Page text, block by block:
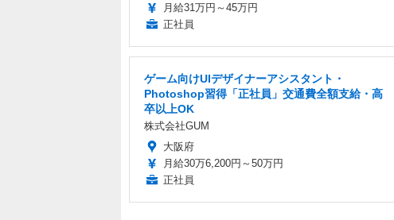
月給31万円～45万円
正社員
ゲーム向けUIデザイナーアシスタント・
Photoshop習得「正社員」交通費全額支給・高
卒以上OK
株式会社GUM
大阪府
月給30万6,200円～50万円
正社員